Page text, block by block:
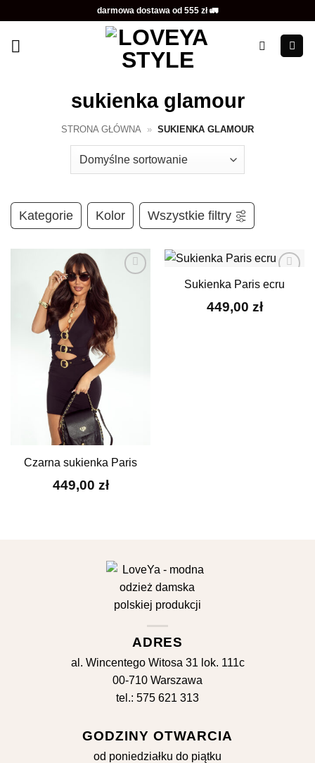
zawartości
darmowa dostawa od 555 zł 🚛
sukienka glamour
STRONA GŁÓWNA » SUKIENKA GLAMOUR
Kategorie Kolor Wszystkie filtry
Dodaj do
ulubionych
Czarna sukienka Paris
449,00 zł
Dodaj do
Sukienka Paris ecru
449,00 zł
ADRES
al. Wincentego Witosa 31 lok. 111c
00-710 Warszawa
tel.: 575 621 313
GODZINY OTWARCIA
od poniedziałku do piątku